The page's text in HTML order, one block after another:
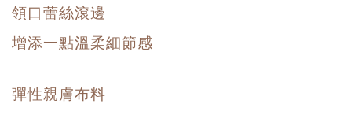
領口蕾絲滾邊
增添一點溫柔細節感
彈性親膚布料